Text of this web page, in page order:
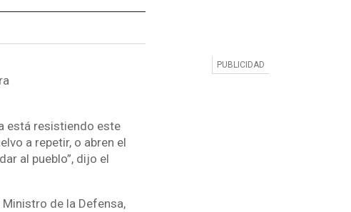
está resistiendo este
a repetir, o abren el
al pueblo”, dijo el
de la Defensa,